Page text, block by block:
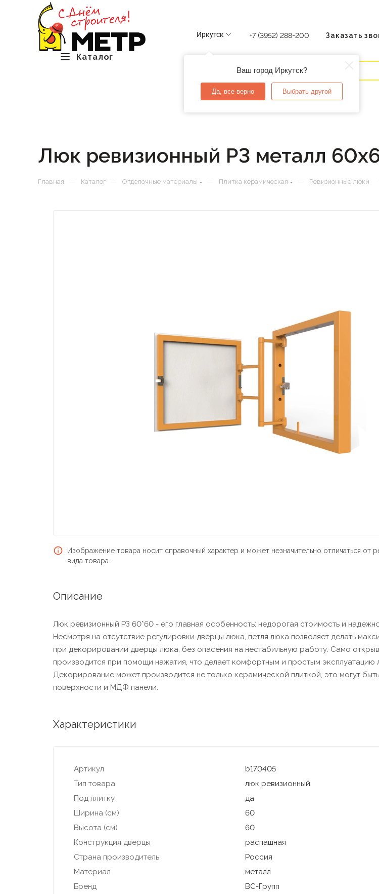
Каталог
Иркутск
Ваш город Иркутск?
Да, все верно Выбрать другой
+7 (3952) 288-200 Заказать
Люк ревизионный Р3 металл
Главная — Каталог — Отделочные материалы — Плитка керамическая — Ревизионные люки
Изображение товара носит справочный характер и может незначительно отличаться от
вида товара.
Описание
Люк ревизионный РЗ 60*60 - его главная особенность: недорогая стоимость и
Несмотря на отсутствие регулировки дверцы люка, петля люка позволяет делать
при декорировании дверцы люка, без опасения на нестабильную работу. Само
производится при помощи нажатия, что делает комфортным и простым эксплуатацию
Декорирование может производится не только керамической плиткой, это могут
поверхности и МДФ панели.
Характеристики
Артикул
b170405
Тип товара
люк ревизионный
Под плитку
да
Ширина (см)
60
Высота (см)
60
Конструкция дверцы
распашная
Страна производитель
Россия
Материал
металл
Бренд
ВС-Групп